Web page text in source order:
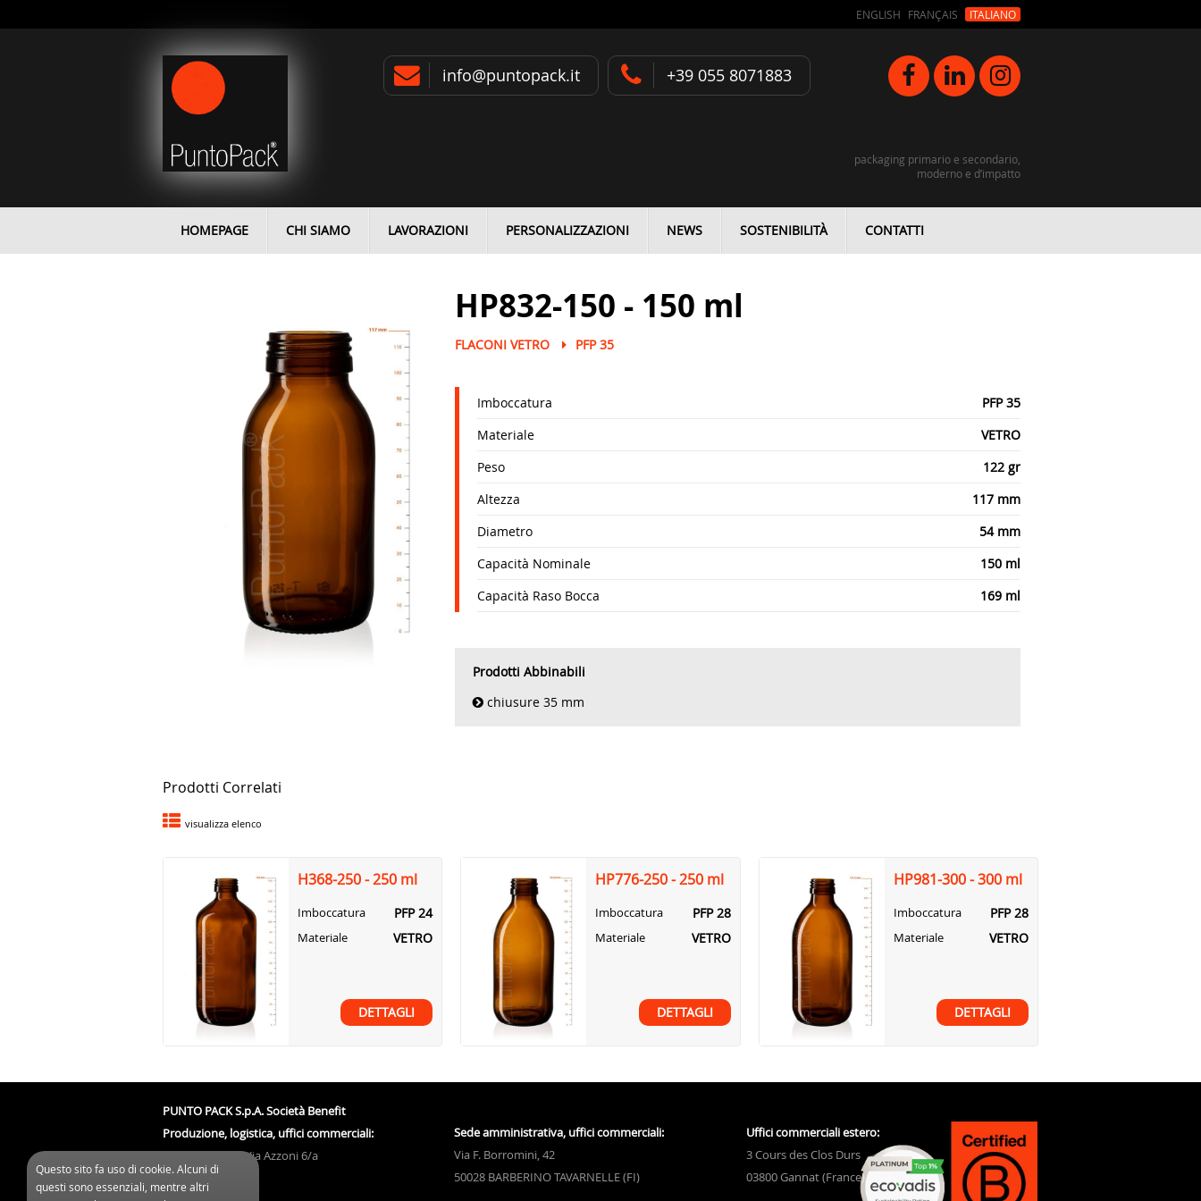
ENGLISH FRANÇAIS ITALIANO
info@puntopack.it +39 055 8071883
packaging primario e secondario,
moderno e d’impatto
HOMEPAGE CHI SIAMO LAVORAZIONI PERSONALIZZAZIONI NEWS SOSTENIBILITÀ CONTATTI
HP832-150 - 150 ml
FLACONI VETRO PFP 35
Imboccatura
PFP 35
Materiale
VETRO
Peso
122 gr
Altezza
117 mm
Diametro
54 mm
Capacità Nominale
150 ml
Capacità Raso Bocca
169 ml
Prodotti Abbinabili
chiusure 35 mm
Prodotti Correlati
visualizza elenco
H368-250 - 250 ml
Imboccatura PFP 24
Materiale VETRO
DETTAGLI
HP776-250 - 250 ml
Imboccatura PFP 28
Materiale VETRO
DETTAGLI
HP981-300 - 300 ml
Imboccatura PFP 28
Materiale VETRO
DETTAGLI
PUNTO PACK S.p.A. Società Benefit
Produzione, logistica, uffici commerciali:
Via Azzoni 7/a - Via Azzoni 6/a
43122 PARMA (PR)
Sede amministrativa, uffici commerciali:
Via F. Borromini, 42
50028 BARBERINO TAVARNELLE (FI)
Uffici commerciali estero:
3 Cours des Clos Durs
03800 Gannat (France)
Questo sito fa uso di cookie. Alcuni di
questi sono essenziali, mentre altri